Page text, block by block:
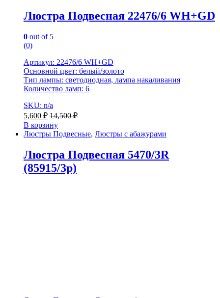
Люстра Подвесная 22476/6 WH+GD
0 out of 5
(0)
Артикул: 22476/6 WH+GD
Основной цвет: белый/золото
Тип лампы: светодиодная, лампа накаливания
Количество ламп: 6
SKU: n/a
5,600 ₽ 14,500₽
В корзину
Люстры Подвесные, Люстры с абажурами
Люстра Подвесная 5470/3R
(85915/3p)